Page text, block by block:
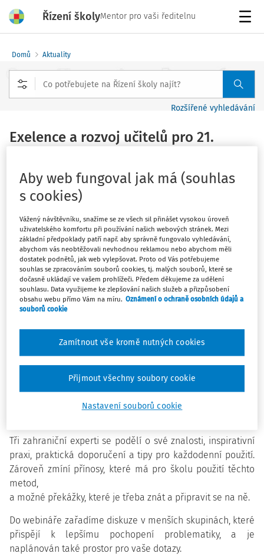
Řízení školyMentor pro vaši ředitelnu
Domů Aktuality
Rozšířené vyhledávání
Exelence a rozvoj učitelů pro 21.
Vydáno:1. 11. 2021
1 minuta čtení
Zdroj :P-KAP
Co je třeba vědět, z čeho vyjít a s čím počítat, aby mohla
škola efektivně akčně plánovat rozvoj pedagogického
sboru i školního managementu? Webinář se
zahraničními odborníky zaměřený na oblast plánování a
řízení se koná 11. listopadu 2021.
Rozvoj školy a učitelů je základem pro dlouhodobě
Vyhodnocení stavu školy a sebehodnocení jednotlivých
seznámíte s tématy, jako je excelence, sebehodnocení
školy, sebehodnocení učitelů/ředitelů a osobnostní rozvoj
učitelů pro potřeby 21. století.
Tři zahraniční experti se podělí o své znalosti, inspirativní
praxi, praktická doporučení a tipy pro každodenní použití.
Zároveň zmíní přínosy, které má pro školu použití těchto
metod,
a možné překážky, které je třeba znát a připravit se na ně.
Do webináře zařadíme diskuze v menších skupinách, které
přispějí k lepšímu pochopení problematiky, a je
naplánován také prostor pro vaše dotazy.
Aby web fungoval jak má (souhlas
s cookies)
Vážený návštěvníku, snažíme se ze všech sil přinášet vysokou úroveň
uživatelského komfortu při používání našich webových stránek. Mezi
základní předpoklady patří např. aby správně fungovalo vyhledávání,
abychom vás neobtěžovali nevhodnou reklamou nebo abychom měli
dostatek podnětů, jak web vylepšovat. Proto od Vás potřebujeme
souhlas se zpracováním souborů cookies, tj. malých souborů, které se
dočasně ukládají ve vašem prohlížeči. Předem děkujeme za udělení
souhlasu. Data využijeme ke zlepšování našich služeb a přizpůsobení
obsahu webu přímo Vám na míru. Oznámení o ochraně osobních údajů a
souborů cookie
Nastavení souborů cookie
Zamítnout vše kromě nutných cookies
Přijmout všechny soubory cookie